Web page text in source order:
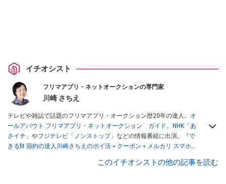
イチオシスト
フリマアプリ・ネットオークションの専門家
川崎 さちえ
テレビや雑誌で話題のフリマアプリ・オークション歴20年の達人。 オ
ールアバウト フリマアプリ・ネットオークション ガイド。
NHK「あ
さイチ」 やフジテレビ「ノンストップ」 などの情報番組に出演。
『で
きるfit 節約の達人川崎さちえのポイ活＋クーポン＋メルカリ スマホで
スマホ1つでスキマ時間に効率的に稼ぐ！』（翔泳社刊） ほか著書多
このイチオシストの他の記事を読む